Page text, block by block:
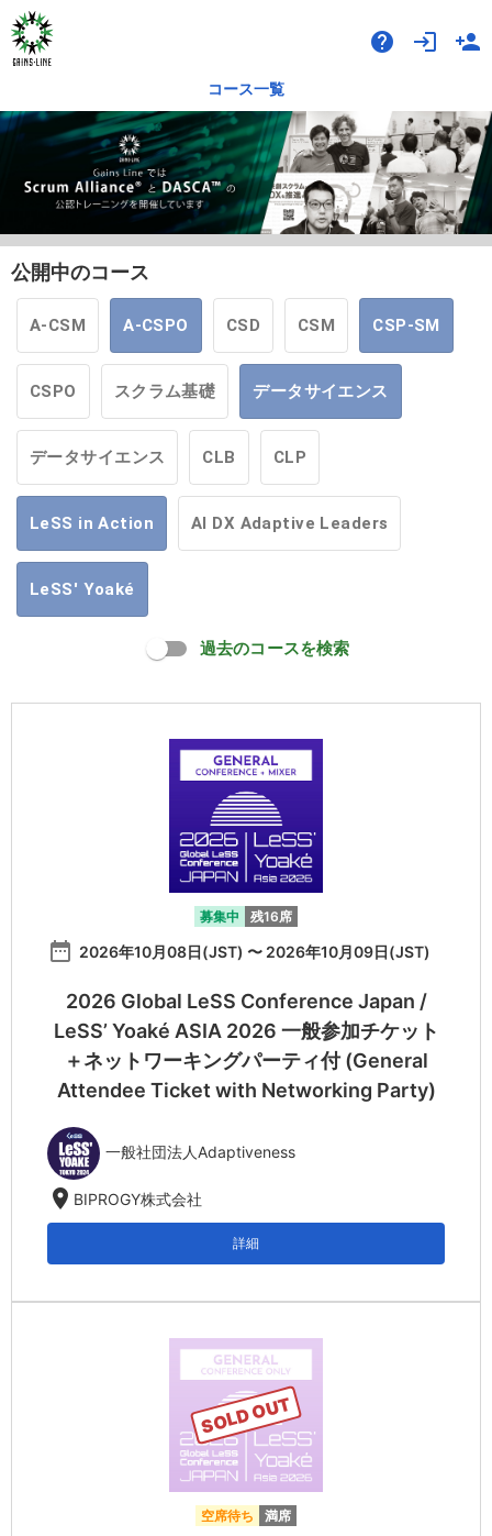
help login person_add
コース一覧
公開中のコース
A-CSM A-CSPO CSD CSM CSP-SM
CSPO スクラム基礎 データサイエンス
データサイエンス CLB CLP
LeSS in Action AI DX Adaptive Leaders
LeSS' Yoaké
過去のコースを検索
募集中 残16席
date_range 2026年10月08日(JST) 〜 2026年10月09日(JST)
2026 Global LeSS Conference Japan /
LeSS’ Yoaké ASIA 2026 一般参加チケット
＋ネットワーキングパーティ付 (General
Attendee Ticket with Networking Party)
一般社団法人Adaptiveness
location_on BIPROGY株式会社
詳細
SOLD OUT
空席待ち 満席